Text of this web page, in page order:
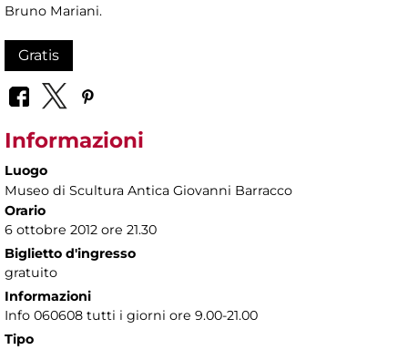
Bruno Mariani.
Gratis
Informazioni
Luogo
Museo di Scultura Antica Giovanni Barracco
Orario
6 ottobre 2012 ore 21.30
Biglietto d'ingresso
gratuito
Informazioni
Info 060608 tutti i giorni ore 9.00-21.00
Tipo